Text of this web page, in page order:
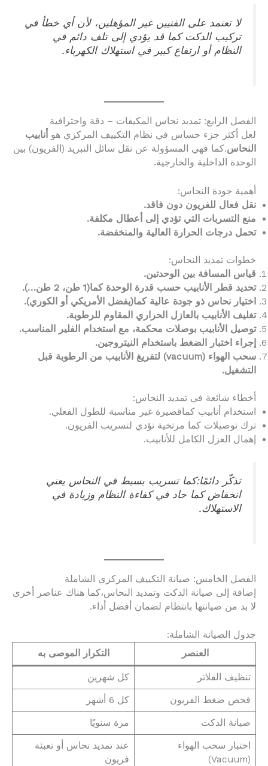
لا تعتمد على الفنيين غير المؤهلين، لأن أي خطأ في
تركيب الدكت كما قد يؤدي إلى تلف دائم في
النظام أو ارتفاع كبير في استهلاك الكهرباء.
الفصل الرابع: تمديد نحاس المكيفات – دقة واحترافية
لعل أكثر جزء حساس في نظام التكييف المركزي هو أنابيب
النحاس.كما فهي المسؤولة عن نقل سائل التبريد (الفريون) بين
الوحدة الداخلية والخارجية.
أهمية جودة النحاس:
نقل فعال للفريون دون فاقد.
منع التسربات التي تؤدي إلى أعطال مكلفة.
تحمل درجات الحرارة العالية والمنخفضة.
خطوات تمديد النحاس:
قياس المسافة بين الوحدتين.
تحديد قطر الأنابيب حسب قدرة الوحدة كما(1 طن، 2 طن…).
اختيار نحاس ذو جودة عالية كما(يفضل الأمريكي أو الكوري).
تغليف الأنابيب بالعازل الحراري المقاوم للرطوبة.
توصيل الأنابيب بوصلات محكمة، مع استخدام الفلير المناسب.
إجراء اختبار الضغط باستخدام النيتروجين.
سحب الهواء (vacuum) لتفريغ الأنابيب من الرطوبة قبل
التشغيل.
أخطاء شائعة في تمديد النحاس:
استخدام أنابيب كماقصيرة غير مناسبة للطول الفعلي.
ترك توصيلات كما مرتخية تؤدي لتسريب الفريون.
إهمال العزل الكامل للأنابيب.
تذكّر دائمًا:كما تسريب بسيط في النحاس يعني
انخفاض كما حاد في كفاءة النظام وزيادة في
الاستهلاك.
الفصل الخامس: صيانة التكييف المركزي الشاملة
إضافة إلى صيانة الدكت وتمديد النحاس،كما هناك عناصر أخرى
لا بد من صيانتها بانتظام لضمان أفضل أداء.
جدول الصيانة الشاملة:
العنصر
التكرار الموصى به
تنظيف الفلاتر كل شهرين
فحص ضغط الفريون كل 6 أشهر
صيانة الدكت مرة سنويًا
اختبار سحب الهواء
(Vacuum)
عند تمديد نحاس أو تعبئة
فريون